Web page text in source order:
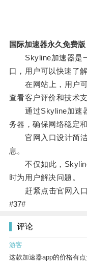
国际加速器永久免费版
Skyline加速器是一
口，用户可以快速了
在网站上，用户可
查看客户评价和技术支
通过Skyline加速器
务器，确保网络稳定和
官网入口设计简洁
息。
不仅如此，Skyline
时为用户解决问题。
赶紧点击官网入口
#37#
评论
游客
这款加速器app的价格有